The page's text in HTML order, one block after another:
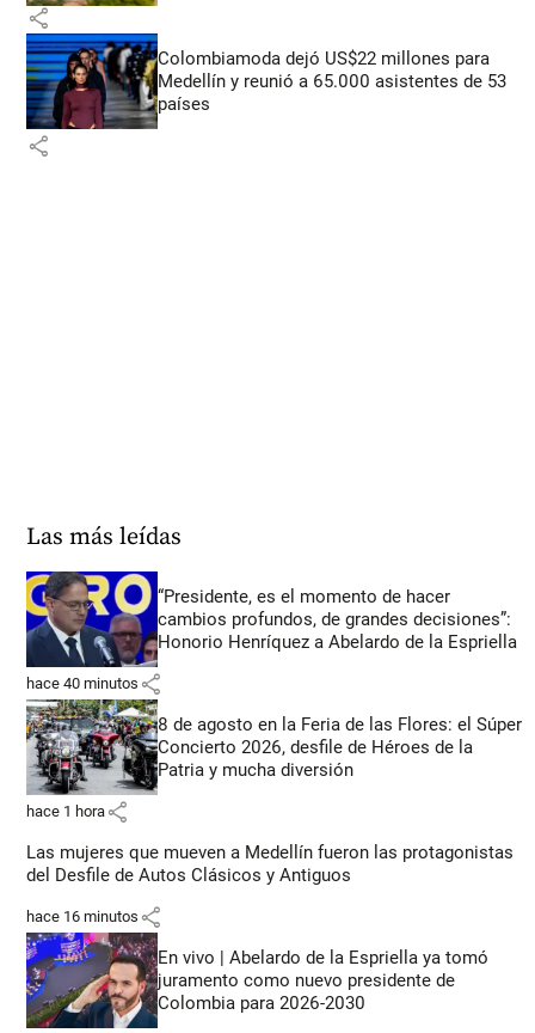
share
Colombiamoda dejó US$22 millones para
Medellín y reunió a 65.000 asistentes de 53
países
share
Las más leídas
“Presidente, es el momento de hacer
cambios profundos, de grandes decisiones”:
Honorio Henríquez a Abelardo de la Espriella
hace 40 minutos share
8 de agosto en la Feria de las Flores: el Súper
Concierto 2026, desfile de Héroes de la
Patria y mucha diversión
hace 1 hora share
Las mujeres que mueven a Medellín fueron las protagonistas
del Desfile de Autos Clásicos y Antiguos
hace 16 minutos share
En vivo | Abelardo de la Espriella ya tomó
juramento como nuevo presidente de
Colombia para 2026-2030